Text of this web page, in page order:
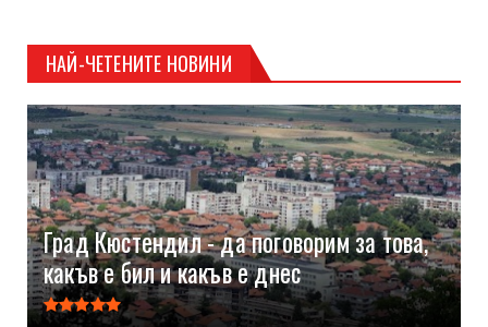
НАЙ-ЧЕТЕНИТЕ НОВИНИ
Град Кюстендил - да поговорим за това,
какъв е бил и какъв е днес